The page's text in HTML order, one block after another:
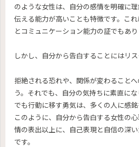
のような女性は、自分の感情を明確に
伝える能力が高いことも特徴です。こ
とコミュニケーション能力の証でもあり
しかし、自分から告白することにはリス
拒絶される恐れや、関係が変わること
う。それでも、自分の気持ちに素直に
でも行動に移す勇気は、多くの人に感銘
このように、自分から告白する女性の
情の表出以上に、自己表現と自信の深
です。